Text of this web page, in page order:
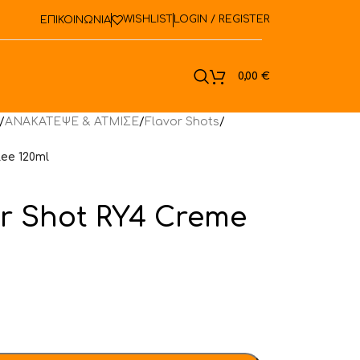
ΕΠΙΚΟΙΝΩΝΙΑ WISHLIST LOGIN / REGISTER
0,00 €
/ΑΝΑΚΑΤΕΨΕ & ΑΤΜΙΣΕ/Flavor Shots/
120ml
Shot RY4 Creme